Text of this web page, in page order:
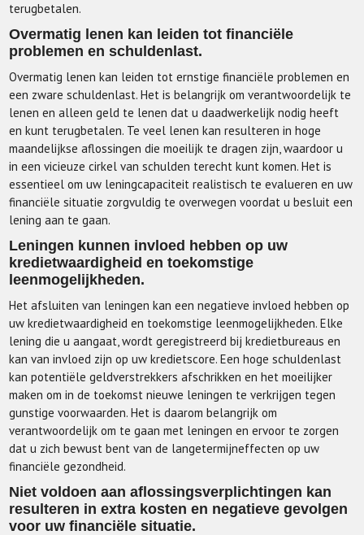
terugbetalen.
Overmatig lenen kan leiden tot financiële
problemen en schuldenlast.
Overmatig lenen kan leiden tot ernstige financiële problemen en
een zware schuldenlast. Het is belangrijk om verantwoordelijk te
lenen en alleen geld te lenen dat u daadwerkelijk nodig heeft
en kunt terugbetalen. Te veel lenen kan resulteren in hoge
maandelijkse aflossingen die moeilijk te dragen zijn, waardoor u
in een vicieuze cirkel van schulden terecht kunt komen. Het is
essentieel om uw leningcapaciteit realistisch te evalueren en uw
financiële situatie zorgvuldig te overwegen voordat u besluit een
lening aan te gaan.
Leningen kunnen invloed hebben op uw
kredietwaardigheid en toekomstige
leenmogelijkheden.
Het afsluiten van leningen kan een negatieve invloed hebben op
uw kredietwaardigheid en toekomstige leenmogelijkheden. Elke
lening die u aangaat, wordt geregistreerd bij kredietbureaus en
kan van invloed zijn op uw kredietscore. Een hoge schuldenlast
kan potentiële geldverstrekkers afschrikken en het moeilijker
maken om in de toekomst nieuwe leningen te verkrijgen tegen
gunstige voorwaarden. Het is daarom belangrijk om
verantwoordelijk om te gaan met leningen en ervoor te zorgen
dat u zich bewust bent van de langetermijneffecten op uw
financiële gezondheid.
Niet voldoen aan aflossingsverplichtingen kan
resulteren in extra kosten en negatieve gevolgen
voor uw financiële situatie.